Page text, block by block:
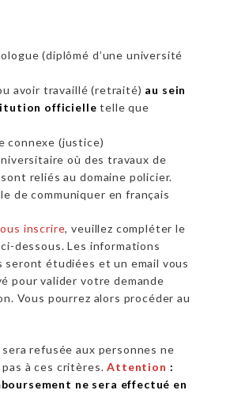
(diplômé d’une université
avoir travaillé (retraité) au sein
officielle telle que
connexe (justice)
où des travaux de
reliés au domaine policier.
de communiquer en français
inscrire, veuillez compléter le
dessous. Les informations
seront étudiées et un email vous
pour valider votre demande
Vous pourrez alors procéder au
sera refusée aux personnes ne
à ces critères.Attention :
ne sera effectué en